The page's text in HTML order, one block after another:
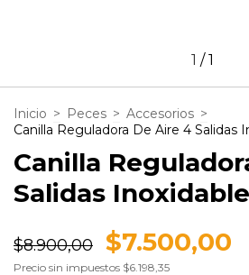
1 /1
Inicio > Peces > Accesorios >
Canilla Reguladora De Aire 4 Salidas
Canilla
Salidas
$8.900,00 $7.500,00
Precio sin impuestos $6.198,35